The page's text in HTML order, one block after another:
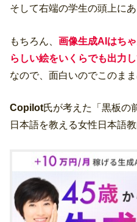
そして右端の学生の頭上に
もちろん、 画像生成AIはち
らしい絵をいくらでも出力
なので、面白いのでこのまま
Copilot氏が考えた「黒板の
日本語を教える女性日本語教